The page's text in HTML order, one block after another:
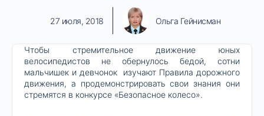
27 июля, 2018 Ольга Гейнисман
Чтобы стремительное движение юных
велосипедистов не обернулось бедой, сотни
мальчишек и девчонок изучают Правила дорожного
движения, а продемонстрировать свои знания они
стремятся в конкурсе «Безопасное колесо».